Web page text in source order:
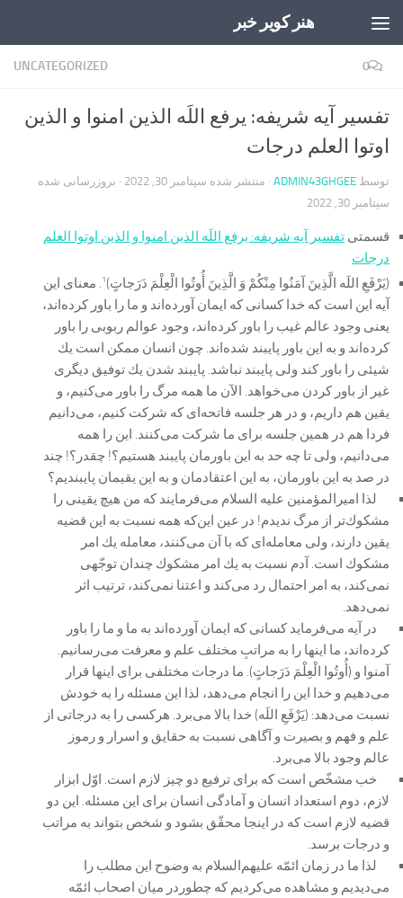
هنر کویر خبر
UNCATEGORIZED 0
تفسیر آیه شریفه: یرفع اللَه الذین امنوا و الذین
اوتوا العلم درجات
توسط ADMIN43GHGEE · منتشر شده سپتامبر 30, 2022
· بروزرسانی شده
سپتامبر 30, 2022
قسمتی تفسیر آیه شریفه: یرفع اللَه الذین امنوا و الذین اوتوا العلم
درجات
(يَرْفَعِ اللَه الَّذِينَ آمَنُوا مِنْكُمْ وَ الَّذِينَ أُوتُوا الْعِلْمَ دَرَجاتٍ)1
. معنای این
آیه این است كه خدا كسانی كه ایمان آورده‌اند و ما را باور كرده‌اند،
یعنی وجود عالم غیب را باور كرده‌اند، وجود عوالم ربوبی را باور
كرده‌اند و به این باور پایبند شده‌اند. چون انسان ممكن است یك
شیئی را باور كند ولی پایبند نباشد. پایبند شدن یك توفیق دیگری
غیر از باور كردن می‌خواهد. الآن ما همه مرگ را باور می‌كنیم، و
یقین هم داریم، و در هر جلسه فاتحه‌ای كه شركت كنیم، می‌دانیم
فردا هم در همین جلسه برای ما شركت می‌كنند. این را همه
می‌دانیم، ولی تا چه حد به این باورمان پایبند هستیم؟! چقدر؟! چند
در صد به این باورمان، به این اعتقادمان و به این یقیمان پایبندیم؟
لذا امیرالمؤمنین علیه السلام می‌فرمایند كه من هیچ یقینی را
مشكوك‌تر از مرگ ندیدم! در عین این‌كه همه نسبت به این قضیه
یقین دارند، ولی معامله‌ای كه با آن می‌كنند، معامله یك امر
مشكوك است. آدم نسبت به یك امر مشكوك چندان توجّهی
نمی‌كند، به امر احتمال رد می‌كند و اعتنا نمی‌كند، ترتیب اثر
نمی‌دهد.
در آیه می‌فرماید كسانی كه ایمان آورده‌اند به ما و ما را باور
كرده‌اند، ما اینها را به مراتبِ مختلف علم و معرفت می‌رسانیم.
آمنوا و (أُوتُوا الْعِلْمَ دَرَجاتٍ). ما درجات مختلفی برای اینها قرار
می‌دهیم و خدا این را انجام می‌دهد، لذا این مسئله را به خودش
نسبت می‌دهد: (يَرْفَعِ اللَه) خدا بالا می‌برد. هركسی را به درجاتی از
علم و فهم و بصیرت و آگاهی نسبت به حقایق و اسرار و رموز
عالم وجود بالا می‌برد.
خب مشخّص است كه برای ترفیع دو چیز لازم است. اوّل ابزار
لازم، دوم استعداد انسان و آمادگی انسان برای این مسئله. این دو
قضیه لازم است كه در اینجا محقّق بشود و شخص بتواند به مراتب
و درجات برسد.
لذا ما در زمان ائمّه علیهم‌السلام به وضوح این مطلب را
می‌دیدیم و مشاهده می‌كردیم كه چطور در میان اصحاب ائمّه